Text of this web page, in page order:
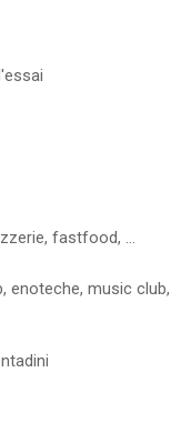
fastfood, ...
enoteche, music club,